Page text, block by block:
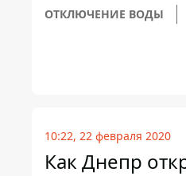
ОТКЛЮЧЕНИЕ ВОДЫ
10:22, 22 февраля 2020
Как Днепр